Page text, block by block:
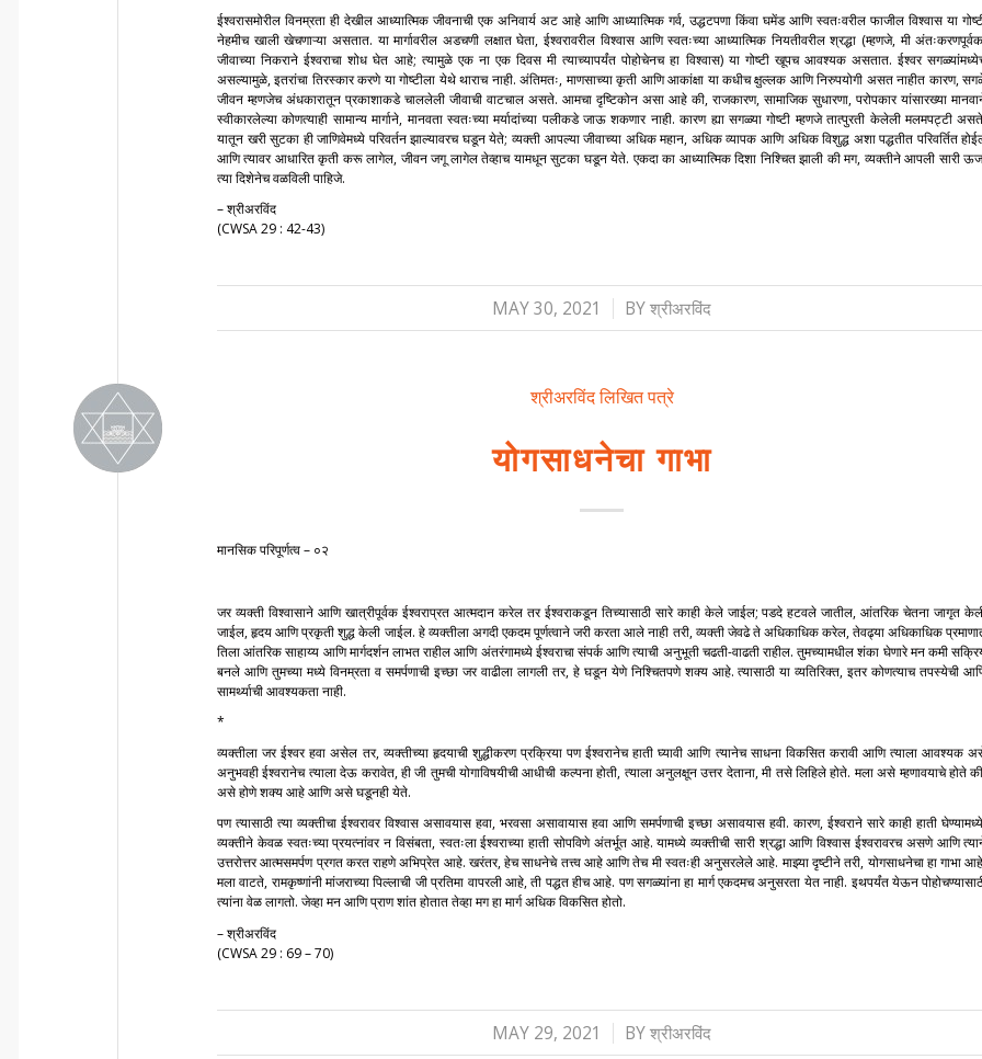
ईश्वरासमोरील विनम्रता ही देखील आध्यात्मिक जीवनाची एक अनिवार्य अट आहे आणि आध्यात्मिक गर्व, उद्धटपणा किंवा घमेंड आणि स्वतःवरील फाजील विश्वास या
नेहमीच खाली खेचणाऱ्या असतात. या मार्गावरील अडचणी लक्षात घेता, ईश्वरावरील विश्वास आणि स्वतःच्या आध्यात्मिक नियतीवरील श्रद्धा (म्हणजे, मी
जीवाच्या निकराने ईश्वराचा शोध घेत आहे; त्यामुळे एक ना एक दिवस मी त्याच्यापर्यंत पोहोचेनच हा विश्वास) या गोष्टी खूपच आवश्यक असतात. ईश्वर
असल्यामुळे, इतरांचा तिरस्कार करणे या गोष्टीला येथे थाराच नाही. अंतिमतः, माणसाच्या कृती आणि आकांक्षा या कधीच क्षुल्लक आणि निरुपयोगी असत नाहीत कारण,
जीवन म्हणजेच अंधकारातून प्रकाशाकडे चाललेली जीवाची वाटचाल असते. आमचा दृष्टिकोन असा आहे की, राजकारण, सामाजिक सुधारणा, परोपकार यांसारख्या
स्वीकारलेल्या कोणत्याही सामान्य मार्गाने, मानवता स्वतःच्या मर्यादांच्या पलीकडे जाऊ शकणार नाही. कारण ह्या सगळ्या गोष्टी म्हणजे तात्पुरती केलेली मलमपट्टी
यातून खरी सुटका ही जाणिवेमध्ये परिवर्तन झाल्यावरच घडून येते; व्यक्ती आपल्या जीवाच्या अधिक महान, अधिक व्यापक आणि अधिक विशुद्ध अशा पद्धतीत परिवर्तित
आणि त्यावर आधारित कृती करू लागेल, जीवन जगू लागेल तेव्हाच यामधून सुटका घडून येते. एकदा का आध्यात्मिक दिशा निश्चित झाली की मग, व्यक्तीने आपली सारी
त्या दिशेनेच वळविली पाहिजे.
– श्रीअरविंद
(CWSA 29 : 42-43)
MAY 30, 2021
/ BYश्रीअरविंद
श्रीअरविंद लिखित पत्रे
योगसाधनेचा गाभा
मानसिक परिपूर्णत्व – ०२
जर व्यक्ती विश्वासाने आणि खात्रीपूर्वक ईश्वराप्रत आत्मदान करेल तर ईश्वराकडून तिच्यासाठी सारे काही केले जाईल; पडदे हटवले जातील, आंतरिक चेतना जागृत
जाईल, हृदय आणि प्रकृती शुद्ध केली जाईल. हे व्यक्तीला अगदी एकदम पूर्णत्वाने जरी करता आले नाही तरी, व्यक्ती जेवढे ते अधिकाधिक करेल, तेवढ्या अधिकाधिक
तिला आंतरिक साहाय्य आणि मार्गदर्शन लाभत राहील आणि अंतरंगामध्ये ईश्वराचा संपर्क आणि त्याची अनुभूती चढती-वाढती राहील. तुमच्यामधील शंका घेणारे मन कमी
बनले आणि तुमच्या मध्ये विनम्रता व समर्पणाची इच्छा जर वाढीला लागली तर, हे घडून येणे निश्चितपणे शक्य आहे. त्यासाठी या व्यतिरिक्त, इतर कोणत्याच तपस्येची
सामर्थ्याची आवश्यकता नाही.
*
व्यक्तीला जर ईश्वर हवा असेल तर, व्यक्तीच्या हृदयाची शुद्धीकरण प्रक्रिया पण ईश्वरानेच हाती घ्यावी आणि त्यानेच साधना विकसित करावी आणि त्याला आवश्यक
अनुभवही ईश्वरानेच त्याला देऊ करावेत, ही जी तुमची योगाविषयीची आधीची कल्पना होती, त्याला अनुलक्षून उत्तर देताना, मी तसे लिहिले होते. मला असे म्हणावयाचे होते
असे होणे शक्य आहे आणि असे घडूनही येते.
पण त्यासाठी त्या व्यक्तीचा ईश्वरावर विश्वास असावयास हवा, भरवसा असावायास हवा आणि समर्पणाची इच्छा असावयास हवी. कारण, ईश्वराने सारे काही हाती
व्यक्तीने केवळ स्वतःच्या प्रयत्नांवर न विसंबता, स्वतःला ईश्वराच्या हाती सोपविणे अंतर्भूत आहे. यामध्ये व्यक्तीची सारी श्रद्धा आणि विश्वास ईश्वरावरच असणे आणि
उत्तरोत्तर आत्मसमर्पण प्रगत करत राहणे अभिप्रेत आहे. खरंतर, हेच साधनेचे तत्त्व आहे आणि तेच मी स्वतःही अनुसरलेले आहे. माझ्या दृष्टीने तरी, योगसाधनेचा हा गाभा
मला वाटते, रामकृष्णांनी मांजराच्या पिल्लाची जी प्रतिमा वापरली आहे, ती पद्धत हीच आहे. पण सगळ्यांना हा मार्ग एकदमच अनुसरता येत नाही. इथपर्यंत येऊन
त्यांना वेळ लागतो. जेव्हा मन आणि प्राण शांत होतात तेव्हा मग हा मार्ग अधिक विकसित होतो.
– श्रीअरविंद
(CWSA 29 : 69 – 70)
MAY 29, 2021
/ BYश्रीअरविंद